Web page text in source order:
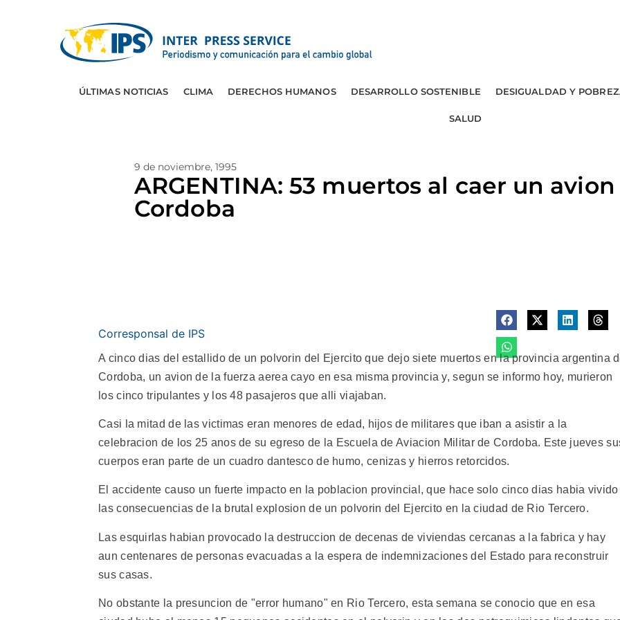
ÚLTIMAS NOTICIAS CLIMA DERECHOS HUMANOS DESARROLLO SOSTENIBLE DESIGUALDAD Y
SALUD
9 de noviembre, 1995
ARGENTINA: 53 muertos al caer un
Cordoba
Corresponsal de IPS
A cinco dias del estallido de un polvorin del Ejercito que dejo siete muertos en la provincia argentina
Cordoba, un avion de la fuerza aerea cayo en esa misma provincia y, segun se informo hoy, murieron
los cinco tripulantes y los 48 pasajeros que alli viajaban.
Casi la mitad de las victimas eran menores de edad, hijos de militares que iban a asistir a la
celebracion de los 25 anos de su egreso de la Escuela de Aviacion Militar de Cordoba. Este jueves
cuerpos eran parte de un cuadro dantesco de humo, cenizas y hierros retorcidos.
El accidente causo un fuerte impacto en la poblacion provincial, que hace solo cinco dias habia vivido
las consecuencias de la brutal explosion de un polvorin del Ejercito en la ciudad de Rio Tercero.
Las esquirlas habian provocado la destruccion de decenas de viviendas cercanas a la fabrica y hay
aun centenares de personas evacuadas a la espera de indemnizaciones del Estado para reconstruir
sus casas.
No obstante la presuncion de "error humano" en Rio Tercero, esta semana se conocio que en esa